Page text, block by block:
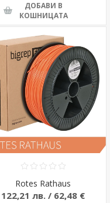
ДОБАВИ В
КОШНИЦАТА
Rotes Rathaus
122,21 лв. / 62,48 €